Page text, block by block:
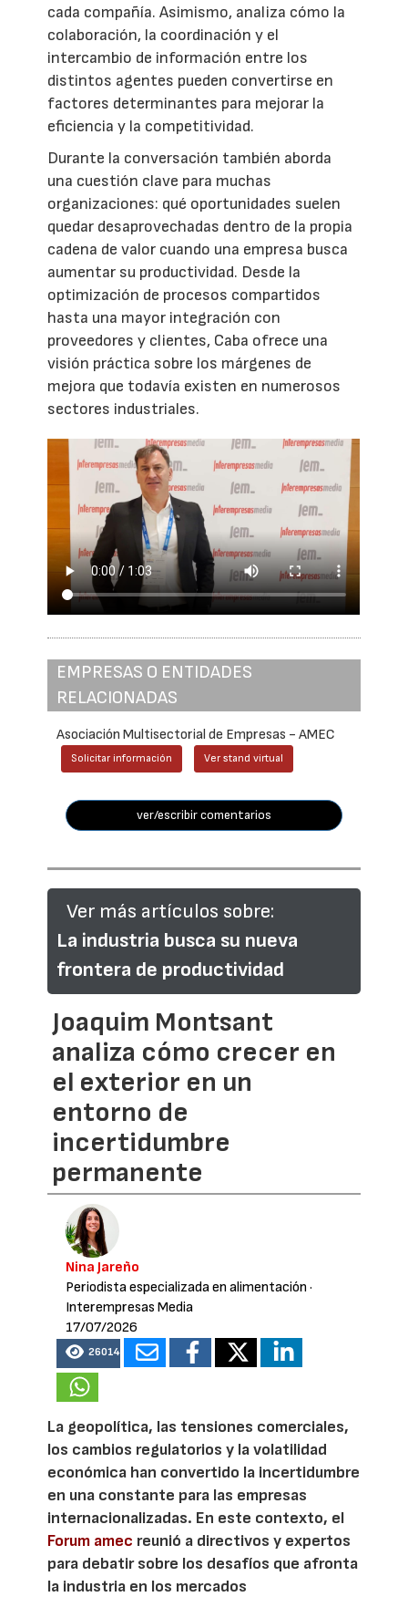
cada compañía. Asimismo, analiza cómo la
colaboración, la coordinación y el
intercambio de información entre los
distintos agentes pueden convertirse en
factores determinantes para mejorar la
eficiencia y la competitividad.
Durante la conversación también aborda
una cuestión clave para muchas
organizaciones: qué oportunidades suelen
quedar desaprovechadas dentro de la propia
cadena de valor cuando una empresa busca
aumentar su productividad. Desde la
optimización de procesos compartidos
hasta una mayor integración con
proveedores y clientes, Caba ofrece una
visión práctica sobre los márgenes de
mejora que todavía existen en numerosos
sectores industriales.
EMPRESAS O ENTIDADES
RELACIONADAS
Asociación Multisectorial de Empresas - AMEC
Solicitar información Ver stand virtual
ver/escribir comentarios
Ver más artículos sobre:
La industria busca su nueva
frontera de productividad
Joaquim Montsant
analiza cómo crecer en
el exterior en un
entorno de
incertidumbre
permanente
Nina Jareño
Periodista especializada en alimentación ·
Interempresas Media
17/07/2026
26014
La geopolítica, las tensiones comerciales,
los cambios regulatorios y la volatilidad
económica han convertido la incertidumbre
en una constante para las empresas
internacionalizadas. En este contexto, el
Forum amec reunió a directivos y expertos
para debatir sobre los desafíos que afronta
la industria en los mercados